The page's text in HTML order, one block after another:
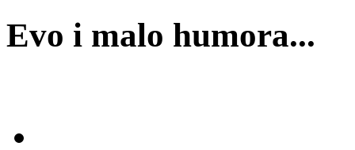
Evo i malo humora...